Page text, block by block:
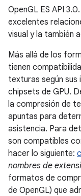
OpenGL ES API
excelentes
visual y la también
Más allá de los
tienen
texturas según sus
chipsets de GPU.
la compresión de
apuntas para
asistencia. Para
son compatibles
hacer lo siguiente:
nombres de
formatos de
de OpenGL) que